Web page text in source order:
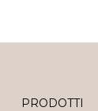
PRODOTTI